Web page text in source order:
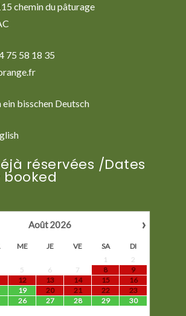
chemin du pâturage
75 58 18 35
bisschen Deutsch
réservées /Dates
›
Août2026
ME JE VE SA
DI
1
2
5 6 7 8
9
12 13 14 15
16
19 20 21 22
23
26 27 28 29
30